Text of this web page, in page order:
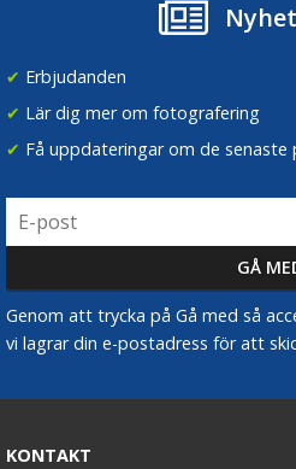
✔ Erbjudanden
✔ Lär dig mer om fotografering
✔ Få uppdateringar om de senaste
Genom att trycka på Gå med så
vi lagrar din e-postadress för att
KONTAKT